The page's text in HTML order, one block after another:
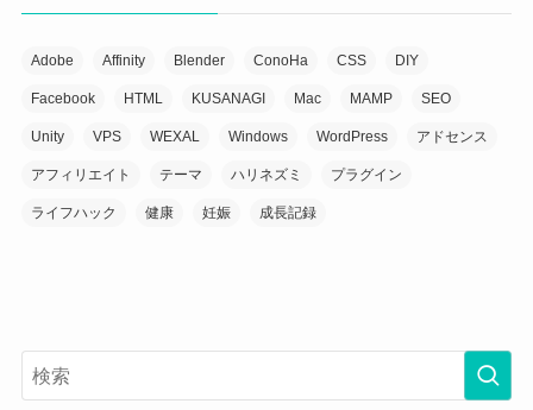
Adobe Affinity Blender ConoHa CSS DIY
Facebook HTML KUSANAGI Mac MAMP SEO
Unity VPS WEXAL Windows WordPress アドセンス
アフィリエイト テーマ ハリネズミ プラグイン
ライフハック 健康 妊娠 成長記録